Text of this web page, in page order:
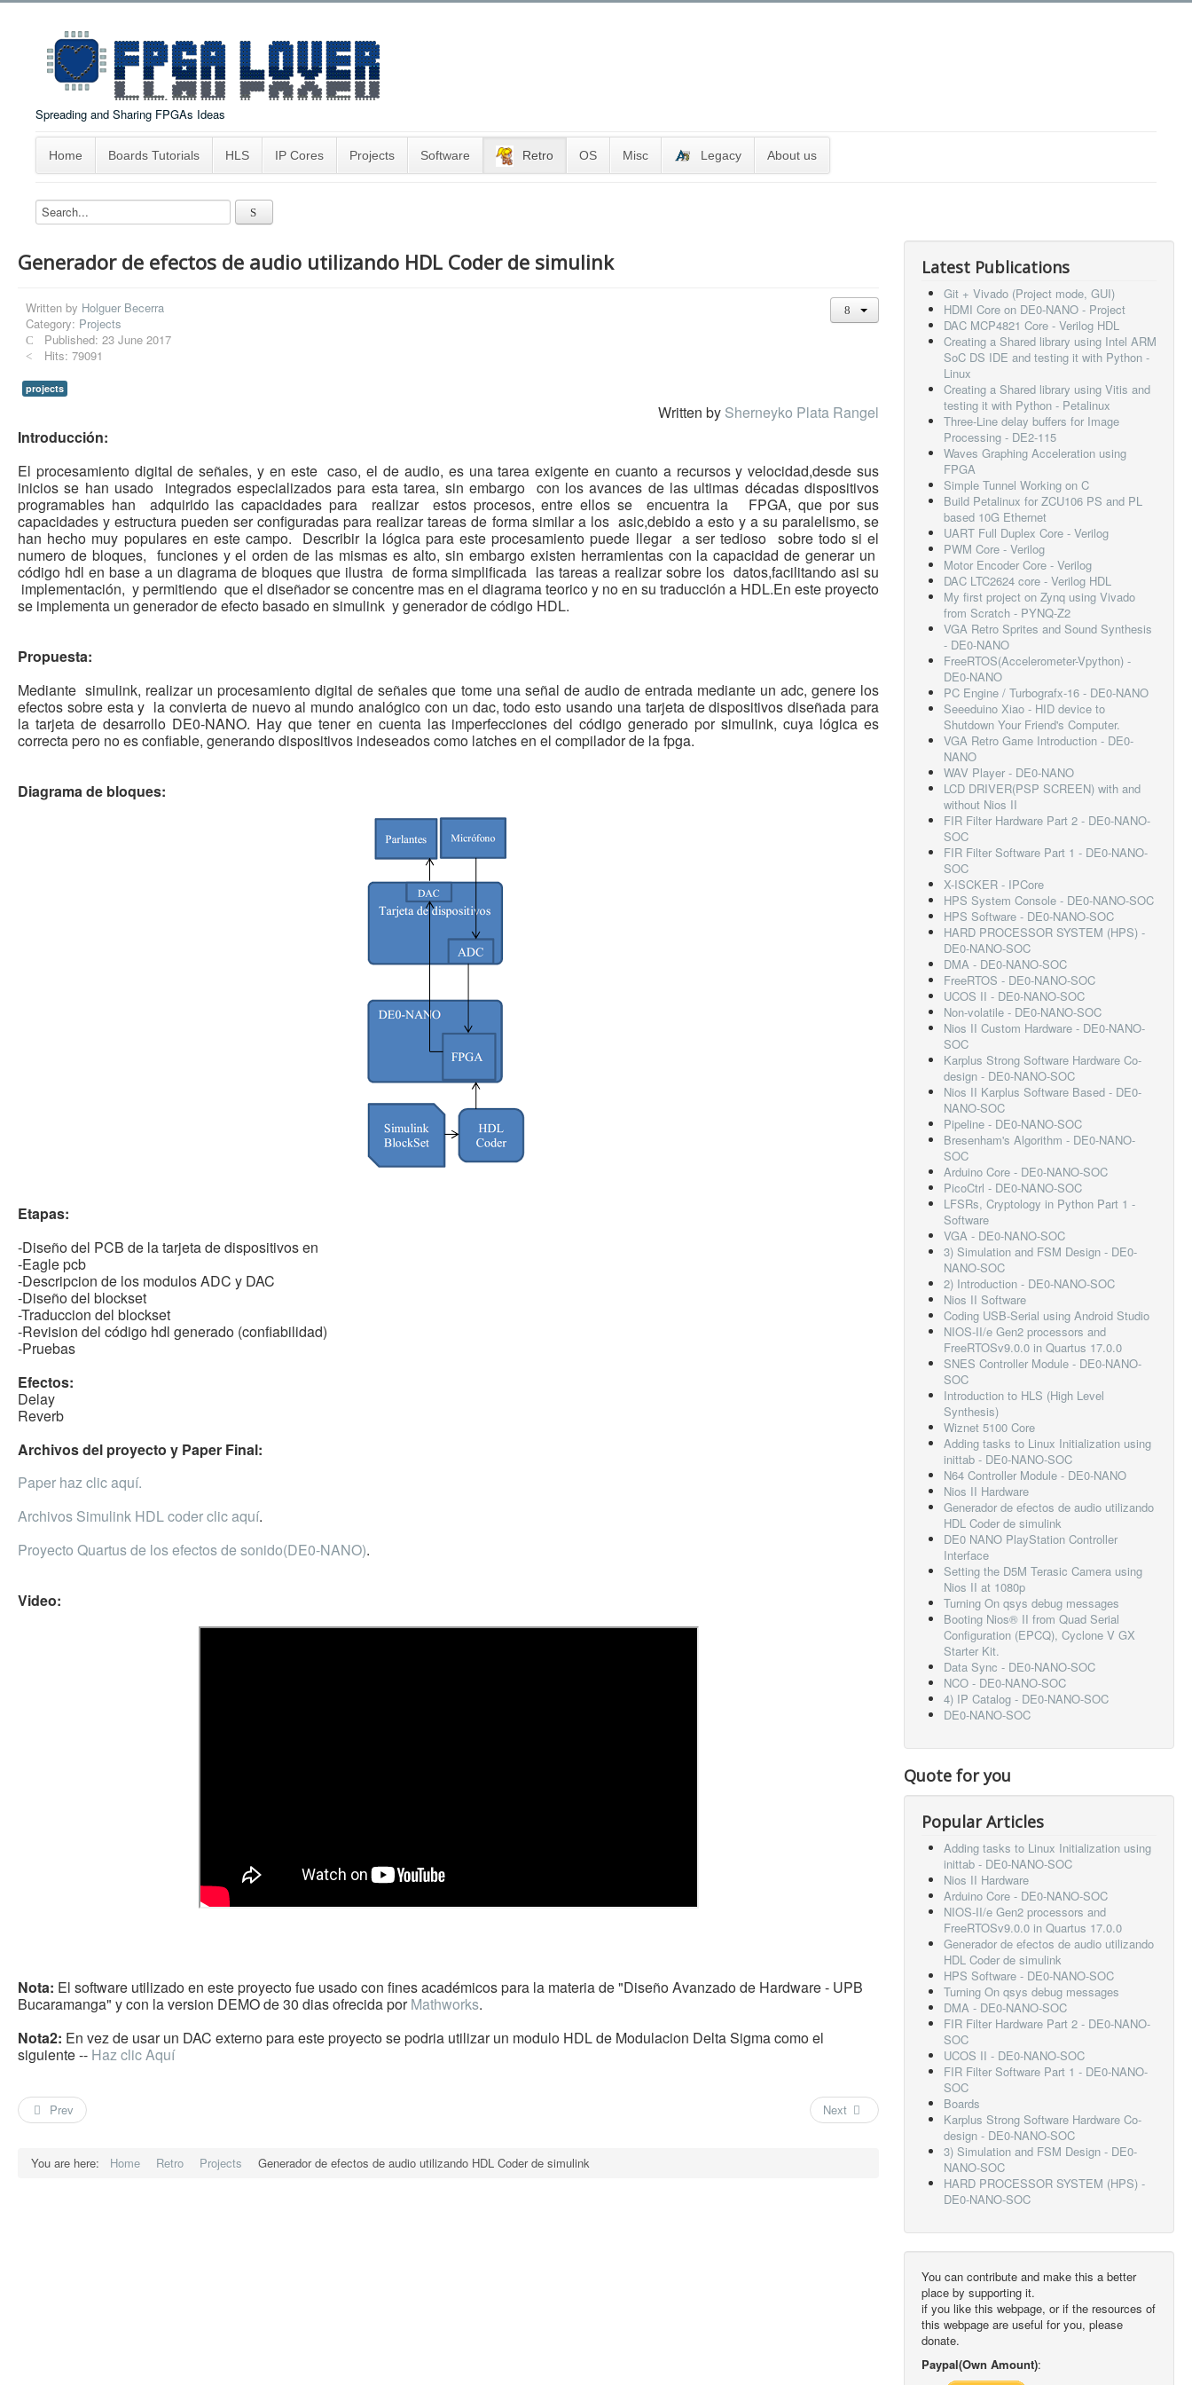
Spreading and Sharing FPGAs Ideas
Home Boards Tutorials HLS IP Cores Projects Software Retro OS Misc Legacy About us
Generador de efectos de audio utilizando HDL Coder de simulink
Written by Holguer Becerra
Category: Projects
Published: 23 June 2017
Hits: 79091
projects
Written by Sherneyko Plata Rangel
Introducción:
El procesamiento digital de señales, y en este caso, el de audio, es una tarea exigente en cuanto a recursos y velocidad,desde sus
inicios se han usado
integrados especializados para esta tarea, sin embargo con los avances de las ultimas décadas dispositivos
programables han adquirido las capacidades para
realizar estos procesos, entre ellos se encuentra la
FPGA, que por sus
capacidades y estructura pueden ser configuradas para realizar tareas de forma similar a los asic,debido a esto y a su paralelismo, se
han hecho muy populares en este campo. Describir la lógica para este procesamiento puede llegar a ser tedioso sobre todo si el
numero de bloques, funciones y el orden de las mismas es alto, sin embargo existen herramientas con la capacidad de generar un
código hdl en base a un diagrama de bloques que ilustra de forma simplificada las tareas a realizar sobre los datos,facilitando asi su
implementación, y permitiendo que el diseñador se concentre mas en el diagramateorico y no en su traducción a HDL.En este proyecto
se implementa un generador de efecto basado en simulink y generador de código HDL.
Propuesta:
Mediante simulink, realizar un procesamiento digital de señales que tome una señal de audio de entrada mediante un adc, genere los
efectos sobre esta y la convierta de nuevo al mundo analógico con un dac, todo esto usando una tarjeta de dispositivos diseñada para
la tarjeta de desarrollo DE0-NANO. Hay que tener en cuenta las imperfecciones del código generado por simulink, cuya lógica es
correcta pero no es confiable, generando dispositivos indeseados como latches en el compilador de la fpga.
Diagrama de bloques:
Etapas:
-Diseño del PCB de la tarjeta de dispositivos en
-Eagle pcb
-Descripcion de los modulos ADC y DAC
-Diseño del blockset
-Traduccion del blockset
-Revision del código hdl generado (confiabilidad)
-Pruebas
Efectos:
Delay
Reverb
Archivos del proyecto y Paper Final:
Paper haz clic aquí.
Archivos Simulink HDL coder clic aquí.
Proyecto Quartus de los efectos de sonido(DE0-NANO).
Video:
Nota: El software utilizado en este proyecto fue usado con fines académicos para la materia de "Diseño Avanzado de Hardware - UPB
Bucaramanga" y con la version DEMO de 30 dias ofrecida porMathworks.
Nota2: En vez de usar un DAC externo para este proyecto se podria utilizar un modulo HDL de Modulacion Delta Sigma como el
siguiente -- Haz clic Aquí
Prev Next
You are here: Home Retro Projects Generador de efectos de audio utilizando HDL Coder de simulink
Latest Publications
Git + Vivado (Project mode, GUI)
HDMI Core on DE0-NANO - Project
DAC MCP4821 Core - Verilog HDL
Creating a Shared library using Intel ARM
SoC DS IDE and testing it with Python -
Linux
Creating a Shared library using Vitis and
testing it with Python - Petalinux
Three-Line delay buffers for Image
Processing - DE2-115
Waves Graphing Acceleration using
FPGA
Simple Tunnel Working on C
Build Petalinux for ZCU106 PS and PL
based 10G Ethernet
UART Full Duplex Core - Verilog
PWM Core - Verilog
Motor Encoder Core - Verilog
DAC LTC2624 core - Verilog HDL
My first project on Zynq using Vivado
from Scratch - PYNQ-Z2
VGA Retro Sprites and Sound Synthesis
- DE0-NANO
FreeRTOS(Accelerometer-Vpython) -
DE0-NANO
PC Engine / Turbografx-16 - DE0-NANO
Seeeduino Xiao - HID device to
Shutdown Your Friend's Computer.
VGA Retro Game Introduction - DE0-
NANO
WAV Player - DE0-NANO
LCD DRIVER(PSP SCREEN) with and
without Nios II
FIR Filter Hardware Part 2 - DE0-NANO-
SOC
FIR Filter Software Part 1 - DE0-NANO-
SOC
X-ISCKER - IPCore
HPS System Console - DE0-NANO-SOC
HPS Software - DE0-NANO-SOC
HARD PROCESSOR SYSTEM (HPS) -
DE0-NANO-SOC
DMA - DE0-NANO-SOC
FreeRTOS - DE0-NANO-SOC
UCOS II - DE0-NANO-SOC
Non-volatile - DE0-NANO-SOC
Nios II Custom Hardware - DE0-NANO-
SOC
Karplus Strong Software Hardware Co-
design - DE0-NANO-SOC
Nios II Karplus Software Based - DE0-
NANO-SOC
Pipeline - DE0-NANO-SOC
Bresenham's Algorithm - DE0-NANO-
SOC
Arduino Core - DE0-NANO-SOC
PicoCtrl - DE0-NANO-SOC
LFSRs, Cryptology in Python Part 1 -
Software
VGA - DE0-NANO-SOC
3) Simulation and FSM Design - DE0-
NANO-SOC
2) Introduction - DE0-NANO-SOC
Nios II Software
Coding USB-Serial using Android Studio
NIOS-II/e Gen2 processors and
FreeRTOSv9.0.0 in Quartus 17.0.0
SNES Controller Module - DE0-NANO-
SOC
Introduction to HLS (High Level
Synthesis)
Wiznet 5100 Core
Adding tasks to Linux Initialization using
inittab - DE0-NANO-SOC
N64 Controller Module - DE0-NANO
Nios II Hardware
Generador de efectos de audio utilizando
HDL Coder de simulink
DE0 NANO PlayStation Controller
Interface
Setting the D5M Terasic Camera using
Nios II at 1080p
Turning On qsys debug messages
Booting Nios® II from Quad Serial
Configuration (EPCQ), Cyclone V GX
Starter Kit.
Data Sync - DE0-NANO-SOC
NCO - DE0-NANO-SOC
4) IP Catalog - DE0-NANO-SOC
DE0-NANO-SOC
Quote for you
Popular Articles
Adding tasks to Linux Initialization using
inittab - DE0-NANO-SOC
Nios II Hardware
Arduino Core - DE0-NANO-SOC
NIOS-II/e Gen2 processors and
FreeRTOSv9.0.0 in Quartus 17.0.0
Generador de efectos de audio utilizando
HDL Coder de simulink
HPS Software - DE0-NANO-SOC
Turning On qsys debug messages
DMA - DE0-NANO-SOC
FIR Filter Hardware Part 2 - DE0-NANO-
SOC
UCOS II - DE0-NANO-SOC
FIR Filter Software Part 1 - DE0-NANO-
SOC
Boards
Karplus Strong Software Hardware Co-
design - DE0-NANO-SOC
3) Simulation and FSM Design - DE0-
NANO-SOC
HARD PROCESSOR SYSTEM (HPS) -
DE0-NANO-SOC
You can contribute and make this a better
place by supporting it.
if you like this webpage, or if the resources of
this webpage are useful for you, please
donate.
Paypal(Own Amount):